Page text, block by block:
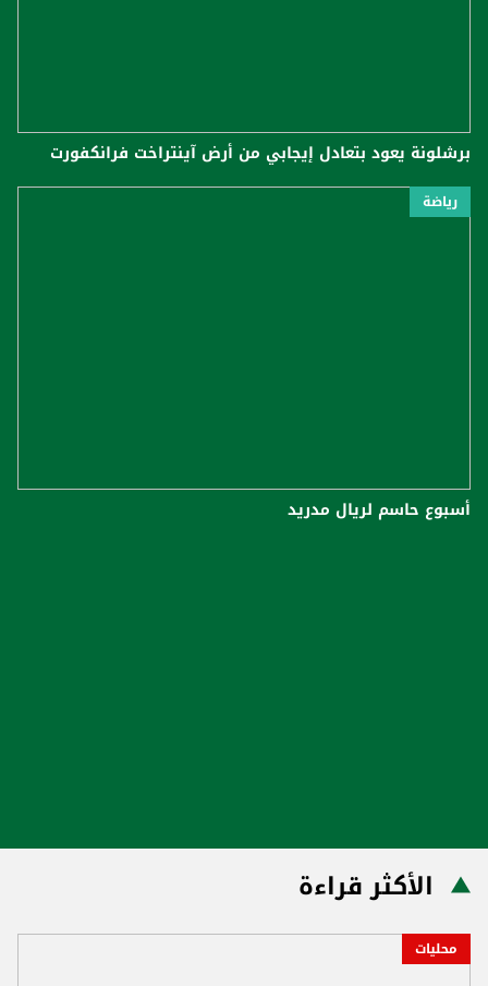
برشلونة يعود بتعادل إيجابي من أرض آينتراخت فرانكفورت
رياضة
أسبوع حاسم لريال مدريد
الأكثر قراءة
محليات